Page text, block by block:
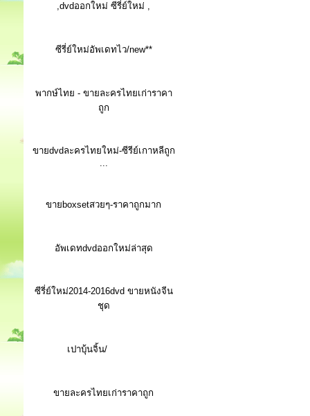
,dvdออกใหม่ ซีรี่ย์ใหม่ ,
ซีรี่ย์ใหม่อัพเดทไว/new**
พากษ์ไทย - ขายละครไทยเก่าราคา
ถูก
ขายdvdละครไทยใหม่-ซีรีย์เกาหลีถูก
...
ขายboxsetสวยๆ-ราคาถูกมาก
อัพเดทdvdออกใหม่ล่าสุด
ซีรี่ย์ใหม่2014-2016dvd ขายหนังจีน
ชุด
เปาบุ้นจิ้น/
ขายละครไทยเก่าราคาถูก